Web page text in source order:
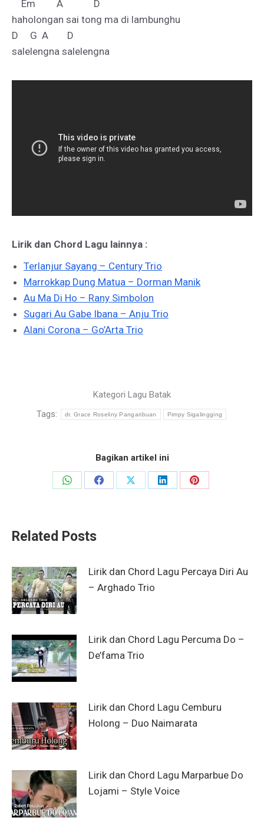
haholongan sai tong ma di lambunghu
D     G  A        D
Lirik dan Chord Lagu lainnya :
Terlanjur Sayang – Century Trio
Marrokkap Dung Matua – Dorman Manik
Au Ma Di Ho – Rany Simbolon
Sugari Au Gabe Ibana – Anju Trio
Alani Corona – Go’Arta Trio
Kategori Lagu Batak
Tags:
dr. Grace Roseliny Pangaribuan Pimpy Sigalingging
Bagikan artikel ini
Share
Share
Share
Share
Share
Related Posts
Lirik dan Chord Lagu Percaya Diri Au
– Arghado Trio
Lirik dan Chord Lagu Percuma Do –
De’fama Trio
Lirik dan Chord Lagu Cemburu
Holong – Duo Naimarata
Lirik dan Chord Lagu Marparbue Do
Lojami – Style Voice